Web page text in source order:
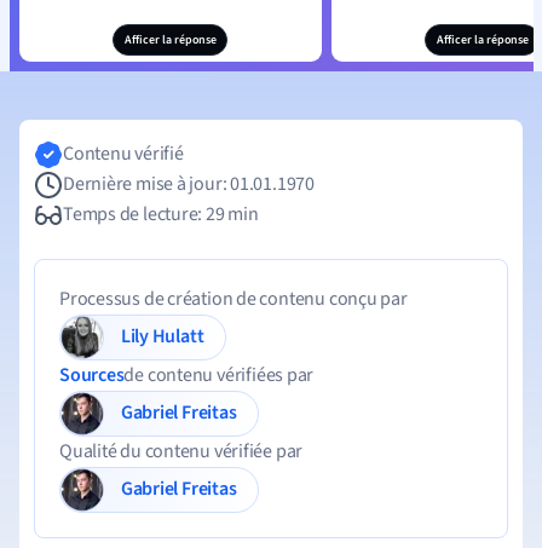
Afficer la réponse Afficer la réponse
Contenu vérifié
Dernière mise à jour: 01.01.1970
Temps de lecture: 29 min
Processus de création de contenu conçu par
Lily Hulatt
Sourcesde contenu vérifiées par
Gabriel Freitas
Qualité du contenu vérifiée par
Gabriel Freitas